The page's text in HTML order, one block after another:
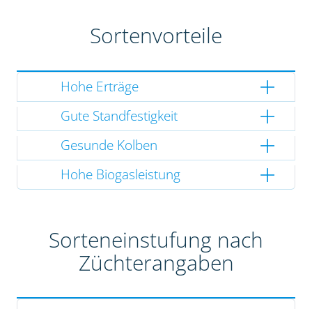
Sortenvorteile
Hohe Erträge
Gute Standfestigkeit
Gesunde Kolben
Hohe Biogasleistung
Sorteneinstufung nach
Züchterangaben